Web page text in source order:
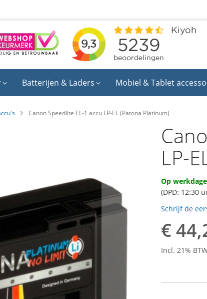
Batterijen & Laders Mobiel & Tablet
Canon Speedlite EL-1 accu LP-EL (Patona Platinum)
LP-
Op
(DPD: 12:30
Schrijf de
€
Incl. 21%